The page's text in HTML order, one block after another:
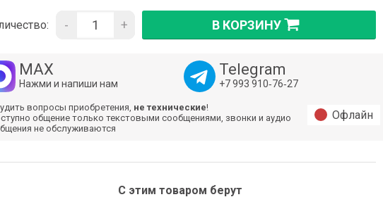
- + В КОРЗИНУ
MAX
Нажми и напиши нам
Telegram
+7 993 910‑76‑27
вопросы приобретения, не технические!
общение только текстовыми сообщениями, звонки и аудио
не обслуживаются
Офлайн
С этим товаром берут